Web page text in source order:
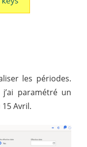
les périodes.
paramétré un
Avril.